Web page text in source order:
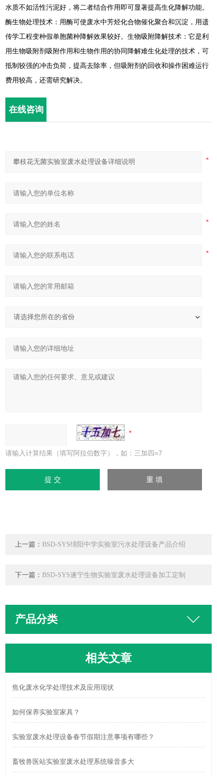
水质不如活性污泥好，将二者结合作用即可显著提高生化降解功能。
酶生物处理技术：用酶可使废水中芳烃化合物催化聚合和沉淀，用遗
传学工程变种假单胞菌种降解效果较好。生物吸附降解技术：它是利
用生物吸附剂吸附作用和生物作用的协同降解难生化处理的技术，可
抵制较强的冲击负荷，提高去除率，但吸附剂的回收和操作困难运行
费用较高，还需研究解决。
在线咨询
请输入计算结果（填写阿拉伯数字），如：三加四=7
上一篇： BSD-SYS绵阳中学实验室污水处理设备产品介绍
下一篇： BSD-SYS遂宁生物实验室废水处理设备加工定制
产品分类
相关文章
焦化废水化学处理技术及应用现状
如何保养实验室家具？
实验室废水处理设备春节假期注意事项有哪些？
畜牧兽医站实验室废水处理系统噪音多大